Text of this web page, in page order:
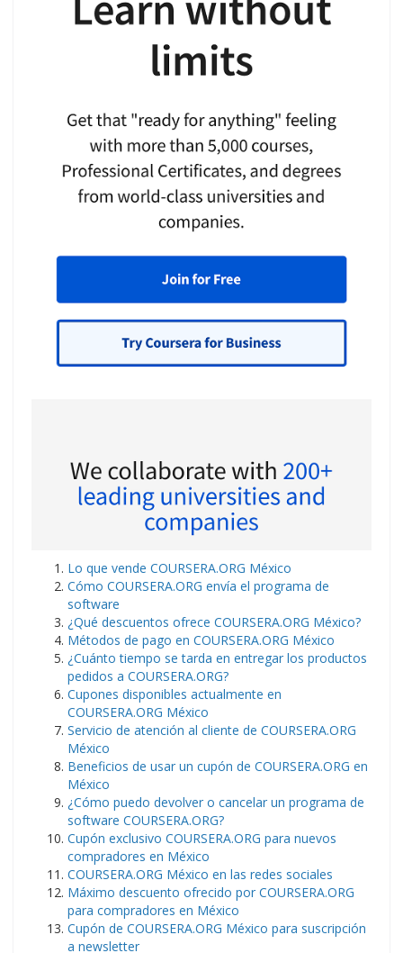
Lo que vende COURSERA.ORG México
Cómo COURSERA.ORG envía el programa de
software
¿Qué descuentos ofrece COURSERA.ORG México?
Métodos de pago en COURSERA.ORG México
¿Cuánto tiempo se tarda en entregar los productos
pedidos a COURSERA.ORG?
Cupones disponibles actualmente en
COURSERA.ORG México
Servicio de atención al cliente de COURSERA.ORG
México
Beneficios de usar un cupón de COURSERA.ORG en
México
¿Cómo puedo devolver o cancelar un programa de
software COURSERA.ORG?
Cupón exclusivo COURSERA.ORG para nuevos
compradores en México
COURSERA.ORG México en las redes sociales
Máximo descuento ofrecido por COURSERA.ORG
para compradores en México
Cupón de COURSERA.ORG México para suscripción
a newsletter